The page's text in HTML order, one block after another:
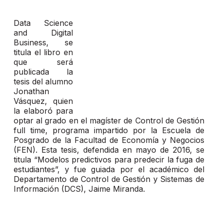
Data Science
and Digital
Business, se
titula el libro en
que será
publicada la
tesis del alumno
Jonathan
Vásquez, quien
la elaboró para
optar al grado en el magíster de Control de Gestión
full time, programa impartido por la Escuela de
Posgrado de la Facultad de Economía y Negocios
(FEN). Esta tesis, defendida en mayo de 2016, se
titula “Modelos predictivos para predecir la fuga de
estudiantes”, y fue guiada por el académico del
Departamento de Control de Gestión y Sistemas de
Información (DCS), Jaime Miranda.